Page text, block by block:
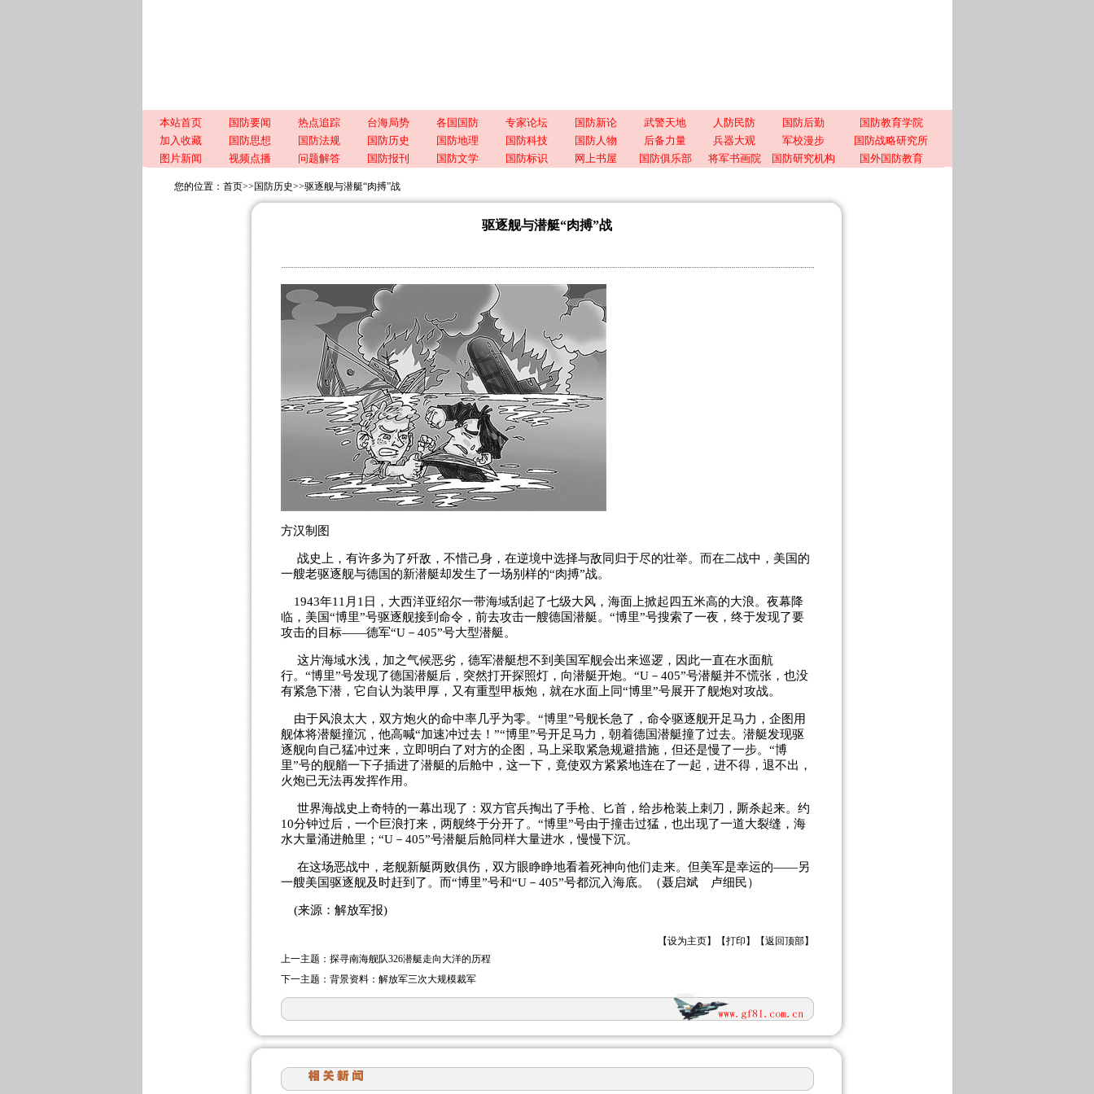
本站首页 国防要闻 热点追踪 台海局势 各国国防 专家论坛 国防新论 武警天地 人防民防 国防后勤
国防教育学院
加入收藏
国防思想 国防法规 国防历史 国防地理 国防科技 国防人物 后备力量 兵器大观 军校漫步
国防战略研究所
图片新闻
视频点播 问题解答 国防报刊 国防文学 国防标识 网上书屋 国防俱乐部 将军书画院 国防研究机构 国外国防教育
您的位置： 首页>> 国防历史>>驱逐舰与潜艇“肉搏”战
驱逐舰与潜艇“肉搏”战
方汉制图
战史上，有许多为了歼敌，不惜己身，在逆境中选择与敌同归于尽的壮举。而在二战中，美国的
一艘老驱逐舰与德国的新潜艇却发生了一场别样的“肉搏”战。
1943年11月1日，大西洋亚绍尔一带海域刮起了七级大风，海面上掀起四五米高的大浪。夜幕降
临，美国“博里”号驱逐舰接到命令，前去攻击一艘德国潜艇。“博里”号搜索了一夜，终于发现了要
攻击的目标——德军“U－405”号大型潜艇。
这片海域水浅，加之气候恶劣，德军潜艇想不到美国军舰会出来巡逻，因此一直在水面航
行。“博里”号发现了德国潜艇后，突然打开探照灯，向潜艇开炮。“U－405”号潜艇并不慌张，也没
有紧急下潜，它自认为装甲厚，又有重型甲板炮，就在水面上同“博里”号展开了舰炮对攻战。
由于风浪太大，双方炮火的命中率几乎为零。“博里”号舰长急了，命令驱逐舰开足马力，企图用
舰体将潜艇撞沉，他高喊“加速冲过去！”“博里”号开足马力，朝着德国潜艇撞了过去。潜艇发现驱
逐舰向自己猛冲过来，立即明白了对方的企图，马上采取紧急规避措施，但还是慢了一步。“博
里”号的舰艏一下子插进了潜艇的后舱中，这一下，竟使双方紧紧地连在了一起，进不得，退不出，
火炮已无法再发挥作用。
世界海战史上奇特的一幕出现了：双方官兵掏出了手枪、匕首，给步枪装上刺刀，厮杀起来。约
10分钟过后，一个巨浪打来，两舰终于分开了。“博里”号由于撞击过猛，也出现了一道大裂缝，海
水大量涌进舱里；“U－405”号潜艇后舱同样大量进水，慢慢下沉。
在这场恶战中，老舰新艇两败俱伤，双方眼睁睁地看着死神向他们走来。但美军是幸运的——另
一艘美国驱逐舰及时赶到了。而“博里”号和“U－405”号都沉入海底。（聂启斌 卢细民）
(来源：解放军报)
【设为主页】【打印 】【返回顶部】
上一主题： 探寻南海舰队326潜艇走向大洋的历程
下一主题： 背景资料：解放军三次大规模裁军